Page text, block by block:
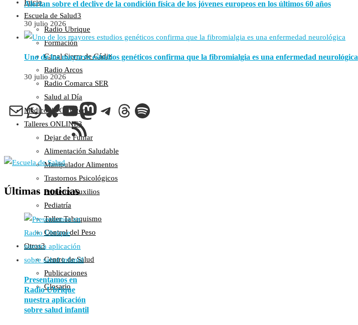
Inicio
Escuela de Salud
Radio Ubrique
Formación
Canal Sierra de Cádiz
Radio Arcos
Radio Comarca SER
Salud al Día
Médico de Cabecera
Talleres ONLINE
Dejar de Fumar
Alimentación Saludable
Manipulador Alimentos
Trastornos Psicológicos
Primeros Auxilios
Pediatría
Taller Tabaquismo
Control del Peso
Otros
Centro de Salud
Publicaciones
Glosario
Alertan sobre el declive de la condición física de los jóvenes europeos en los últimos 60 años
30 julio 2026
Uno de los mayores estudios genéticos confirma que la fibromialgia es una enfermedad neurológica
30 julio 2026
Correo electrónico
WhatsApp
Bluesky
YouTube
Mastodon
Telegram
Threads
Spotify
Feed RSS
Últimas noticias
Presentamos en
Radio Ubrique
nuestra aplicación
sobre salud infantil